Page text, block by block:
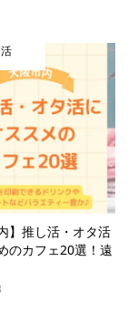
】推し活・オタ活
のカフェ20選！遠